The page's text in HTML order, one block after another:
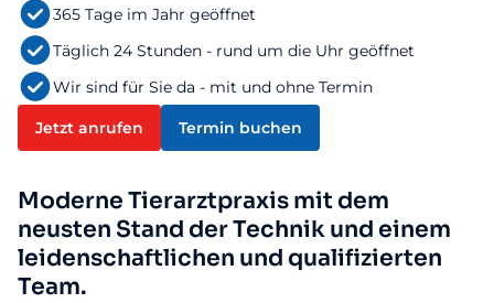
365 Tage im Jahr geöffnet
Täglich 24 Stunden - rund um die Uhr geöffnet
Wir sind für Sie da - mit und ohne Termin
Jetzt anrufen Termin buchen
Moderne Tierarztpraxis mit dem
neusten Stand der Technik und einem
leidenschaftlichen und qualifizierten
Team.